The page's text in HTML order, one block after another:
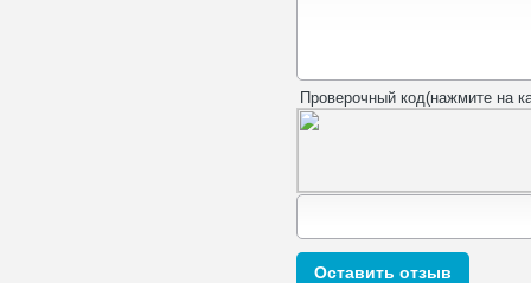
Проверочный код(нажмите на